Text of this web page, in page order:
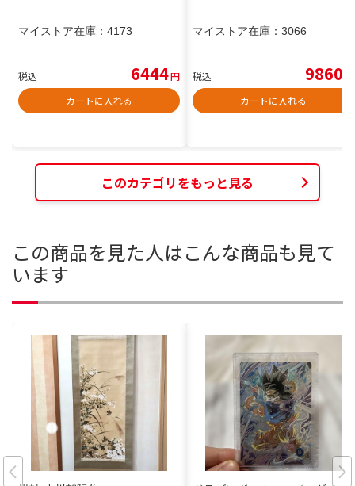
マイストア在庫： 4173
税込 6444円
カートに入れる
マイストア在庫： 3066
税込 9860
カートに入れる
このカテゴリをもっと見る
この商品を見た人はこんな商品も見て
います